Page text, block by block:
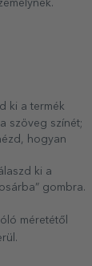
ki a termék
szöveg színét;
hogyan
ki a
gombra.
méretétől